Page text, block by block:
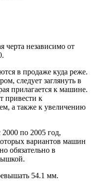
черта независимо от
в продаже куда реже.
следует заглянуть в
прилагается к машине.
привести к
а также к увеличению
по 2005 год,
вариантов машин
обязательно в
54.1 мм.